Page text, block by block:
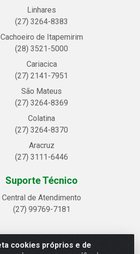
cookies próprios e de
Linhares
(27) 3264-8383
Cachoeiro de Itapemirim
(28) 3521-5000
Cariacica
(27) 2141-7951
São Mateus
(27) 3264-8369
Colatina
(27) 3264-8370
Aracruz
(27) 3111-6446
Suporte Técnico
Central de Atendimento
(27) 99769-7181
LTDA - Avenida Alegre, 2521 -